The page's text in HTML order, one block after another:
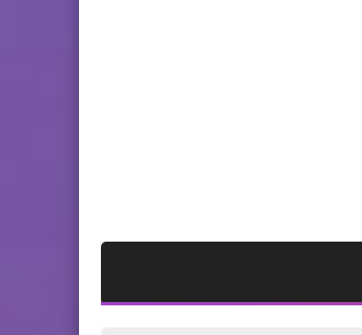
مركزي مشترك بين
الشباب الديمقراطي